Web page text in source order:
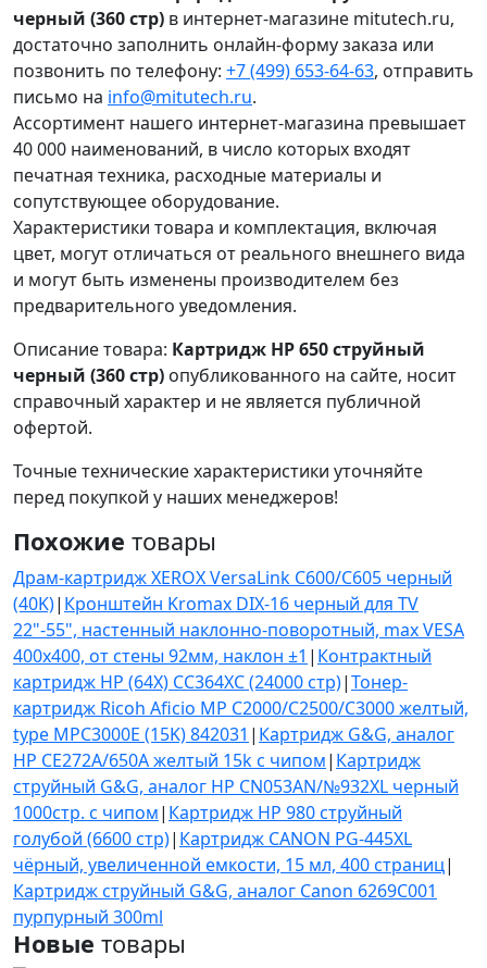
черный (360 стр) в интернет-магазине mitutech.ru,
достаточно заполнить онлайн-форму заказа или
позвонить по телефону: +7 (499) 653-64-63, отправить
письмо на info@mitutech.ru.
Ассортимент нашего интернет-магазина превышает
40 000 наименований, в число которых входят
печатная техника, расходные материалы и
сопутствующее оборудование.
Характеристики товара и комплектация, включая
цвет, могут отличаться от реального внешнего вида
и могут быть изменены производителем без
предварительного уведомления.
Описание товара: Картридж HP 650 струйный
черный (360 стр) опубликованного на сайте, носит
справочный характер и не является публичной
офертой.
Точные технические характеристики уточняйте
перед покупкой у наших менеджеров!
Похожие товары
Драм-картридж XEROX VersaLink C600/C605 черный
(40K)| Кронштейн Kromax DIX-16 черный для TV
22"-55", настенный наклонно-поворотный, max VESA
400x400, от стены 92мм, наклон ±1 | Контрактный
картридж HP (64X) CC364XC (24000 стр)|Тонер-
картридж Ricoh Aficio MP C2000/C2500/C3000 желтый,
type MPC3000E (15K) 842031 | Картридж G&G, аналог
HP CE272A/650A желтый 15k с чипом| Картридж
струйный G&G, аналог HP CN053AN/№932XL черный
1000стр. с чипом| Картридж HP 980 струйный
голубой (6600 стр)| Картридж CANON PG-445XL
чёрный, увеличенной емкости, 15 мл, 400 страниц|
Картридж струйный G&G, аналог Canon 6269C001
пурпурный 300ml
Новые товары